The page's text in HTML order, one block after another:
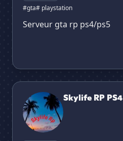
#gta# playstation
Serveur gta rp ps4/ps5
Skylife RP PS4
Skylife RP PS4